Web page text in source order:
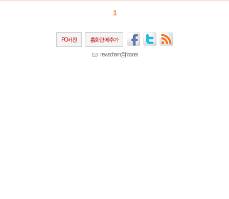
1
PC버전 홈화면에추가
newscham@jinbo.net